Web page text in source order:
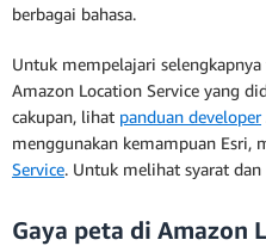
berbagai bahasa.
Untuk mempelajari
Amazon Location Service yang
cakupan, lihat panduan developer
menggunakan kemampuan Esri,
Service. Untuk melihat syarat
Gaya peta di Amazon